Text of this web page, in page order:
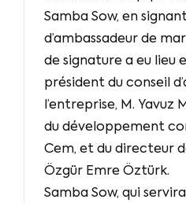
Samba Sow, en
d’ambassadeur de
de signature a eu lieu
président du conseil
l’entreprise, M.
du développement
Cem, et du directeur
Özgür Emre Öztürk.
Samba Sow, qui